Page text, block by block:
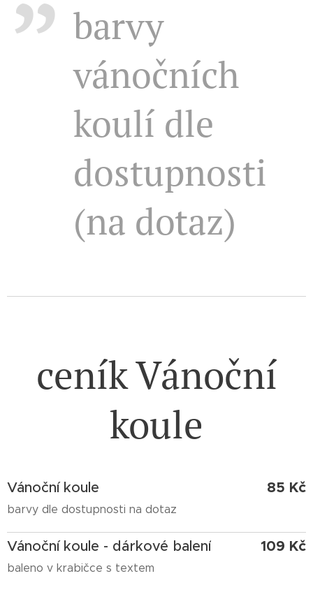
barvy
vánočních
koulí dle
dostupnosti
(na dotaz)
ceník Vánoční
koule
Vánoční koule
barvy dle dostupnosti na dotaz
85 Kč
Vánoční koule - dárkové balení
baleno v krabičce s textem
109 Kč